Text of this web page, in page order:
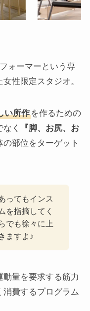
ォーマーという専
性限定スタジオ。
い所作を作るための
く
『脚、お尻、お
の部位をターゲット
ってもインス
を指摘してく
でも徐々に上
ますよ♪
量を要求する筋力
消費するプログラム